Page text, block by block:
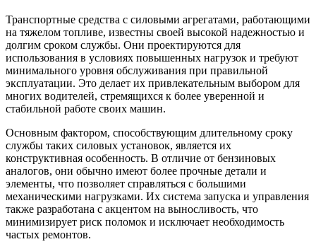
Транспортные средства с силовыми агрегатами, работающими
на тяжелом топливе, известны своей высокой надежностью и
долгим сроком службы. Они проектируются для
использования в условиях повышенных нагрузок и требуют
минимального уровня обслуживания при правильной
эксплуатации. Это делает их привлекательным выбором для
многих водителей, стремящихся к более уверенной и
стабильной работе своих машин.
Основным фактором, способствующим длительному сроку
службы таких силовых установок, является их
конструктивная особенность. В отличие от бензиновых
аналогов, они обычно имеют более прочные детали и
элементы, что позволяет справляться с большими
механическими нагрузками. Их система запуска и управления
также разработана с акцентом на выносливость, что
минимизирует риск поломок и исключает необходимость
частых ремонтов.